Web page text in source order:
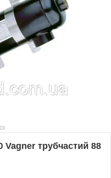
Vagner трубчастий 88